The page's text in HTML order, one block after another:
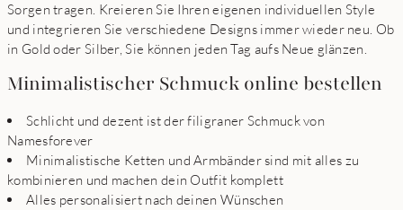
Sorgen tragen. Kreieren Sie Ihren eigenen individuellen Style
und integrieren Sie verschiedene Designs immer wieder neu. Ob
in Gold oder Silber, Sie können jeden Tag aufs Neue glänzen.
Minimalistischer Schmuck online bestellen
Schlicht und dezent ist der filigraner Schmuck von
Namesforever
Minimalistische Ketten und Armbänder sind mit alles zu
kombinieren und machen dein Outfit komplett
Alles personalisiert nach deinen Wünschen